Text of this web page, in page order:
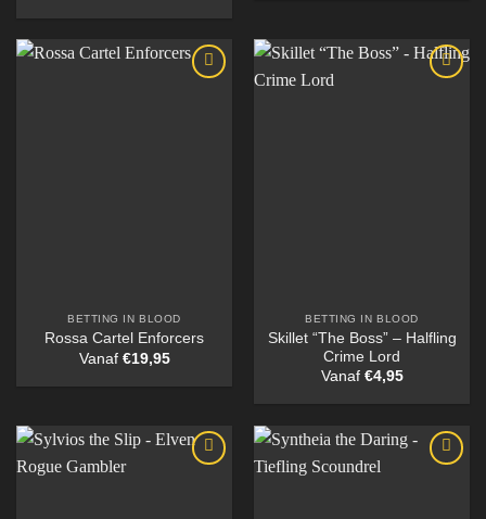
BETTING IN BLOOD
Rossa Cartel Enforcers
Vanaf €19,95
BETTING IN BLOOD
Skillet “The Boss” – Halfling
Crime Lord
Vanaf €4,95